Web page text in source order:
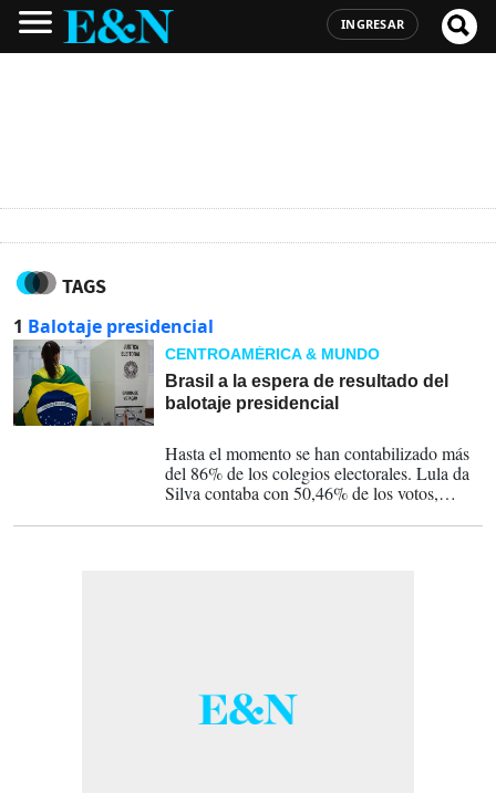
INGRESAR
TAGS
1 Balotaje presidencial
CENTROAMÉRICA & MUNDO
Brasil a la espera de resultado del
balotaje presidencial
Hasta el momento se han contabilizado más
del 86% de los colegios electorales. Lula da
Silva contaba con 50,46% de los votos,
Bolsonaro.